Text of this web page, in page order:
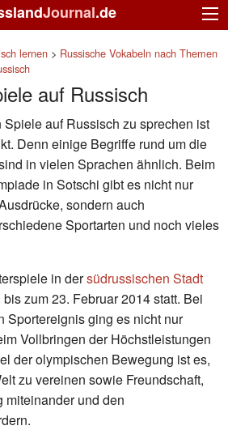
Journal.de
lernen > Russische Vokabeln nach Themen
auf Russisch
auf Russisch zu sprechen ist
Denn einige Begriffe rund um die
in vielen Sprachen ähnlich. Beim
in Sotschi gibt es nicht nur
sondern auch
Sportarten und noch vieles
in dersüdrussischen Stadt
zum 23. Februar 2014 statt. Bei
Sportereignis ging es nicht nur
Vollbringen der Höchstleistungen
der olympischen Bewegung ist es,
zu vereinen sowie Freundschaft,
miteinander und den